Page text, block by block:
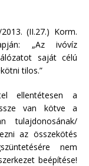
(II.27.) Korm.
„Az ivóvíz
saját célú
tilos.”
ellentétesen a
van kötve a
tulajdonosának/
az összekötés
nem
beépítése!